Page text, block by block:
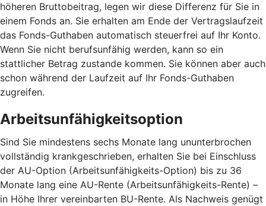
höheren Bruttobeitrag, legen wir diese Differenz für Sie in
einem Fonds an. Sie erhalten am Ende der Vertragslaufzeit
das Fonds-Guthaben automatisch steuerfrei auf Ihr Konto.
Wenn Sie nicht berufsunfähig werden, kann so ein
stattlicher Betrag zustande kommen. Sie können aber auch
schon während der Laufzeit auf Ihr Fonds-Guthaben
zugreifen.
Arbeitsunfähigkeitsoption
Sind Sie mindestens sechs Monate lang ununterbrochen
vollständig krankgeschrieben, erhalten Sie bei Einschluss
der AU-Option (Arbeitsunfähigkeits-Option) bis zu 36
Monate lang eine AU-Rente (Arbeitsunfähigkeits-Rente) –
in Höhe Ihrer vereinbarten BU-Rente. Als Nachweis genügt